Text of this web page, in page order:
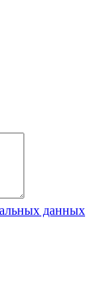
данных